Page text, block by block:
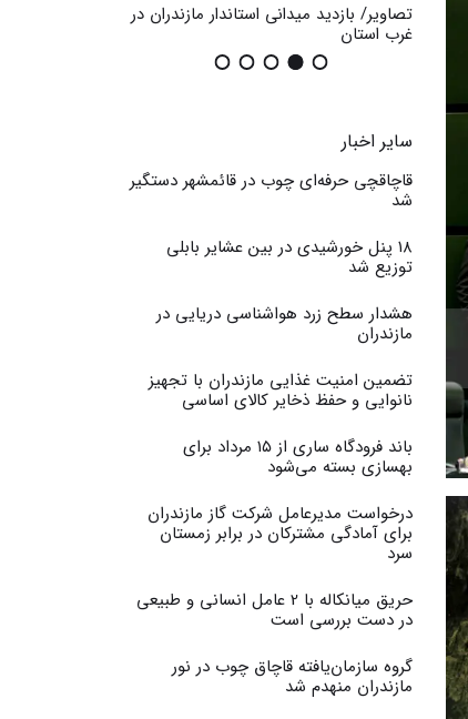
گزارش تصویری / اثرات تخریب اموال
عمومی
سایر اخبار
قاچاقچی حرفه‌ای چوب در قائمشهر دستگیر
شد
۱۸ پنل خورشیدی در بین عشایر بابلی
توزیع شد
هشدار سطح زرد هواشناسی دریایی در
مازندران
تضمین امنیت غذایی مازندران با تجهیز
نانوایی و حفظ ذخایر کالای اساسی
باند فرودگاه ساری از ۱۵ مرداد برای
بهسازی بسته می‌شود
درخواست مدیرعامل شرکت گاز مازندران
برای آمادگی مشترکان در برابر زمستان
سرد
حریق میانکاله با 2 عامل انسانی و طبیعی
در دست بررسی است
گروه سازمان‌یافته قاچاق چوب در نور
مازندران منهدم شد